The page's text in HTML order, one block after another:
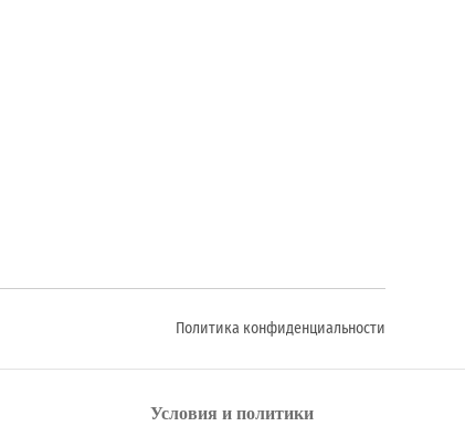
Политика конфиденциальности
Условия и политики